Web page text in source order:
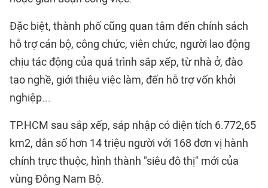
Đặc biệt, thành phố cũng quan tâm đến chính sách
hỗ trợ cán bộ, công chức, viên chức, người lao động
chịu tác động của quá trình sắp xếp, từ nhà ở, đào
tạo nghề, giới thiệu việc làm, đến hỗ trợ vốn khởi
nghiệp...
TP.HCM sau sắp xếp, sáp nhập có diện tích 6.772,65
km2, dân số hơn 14 triệu người với 168 đơn vị hành
chính trực thuộc, hình thành "siêu đô thị" mới của
vùng Đông Nam Bộ.